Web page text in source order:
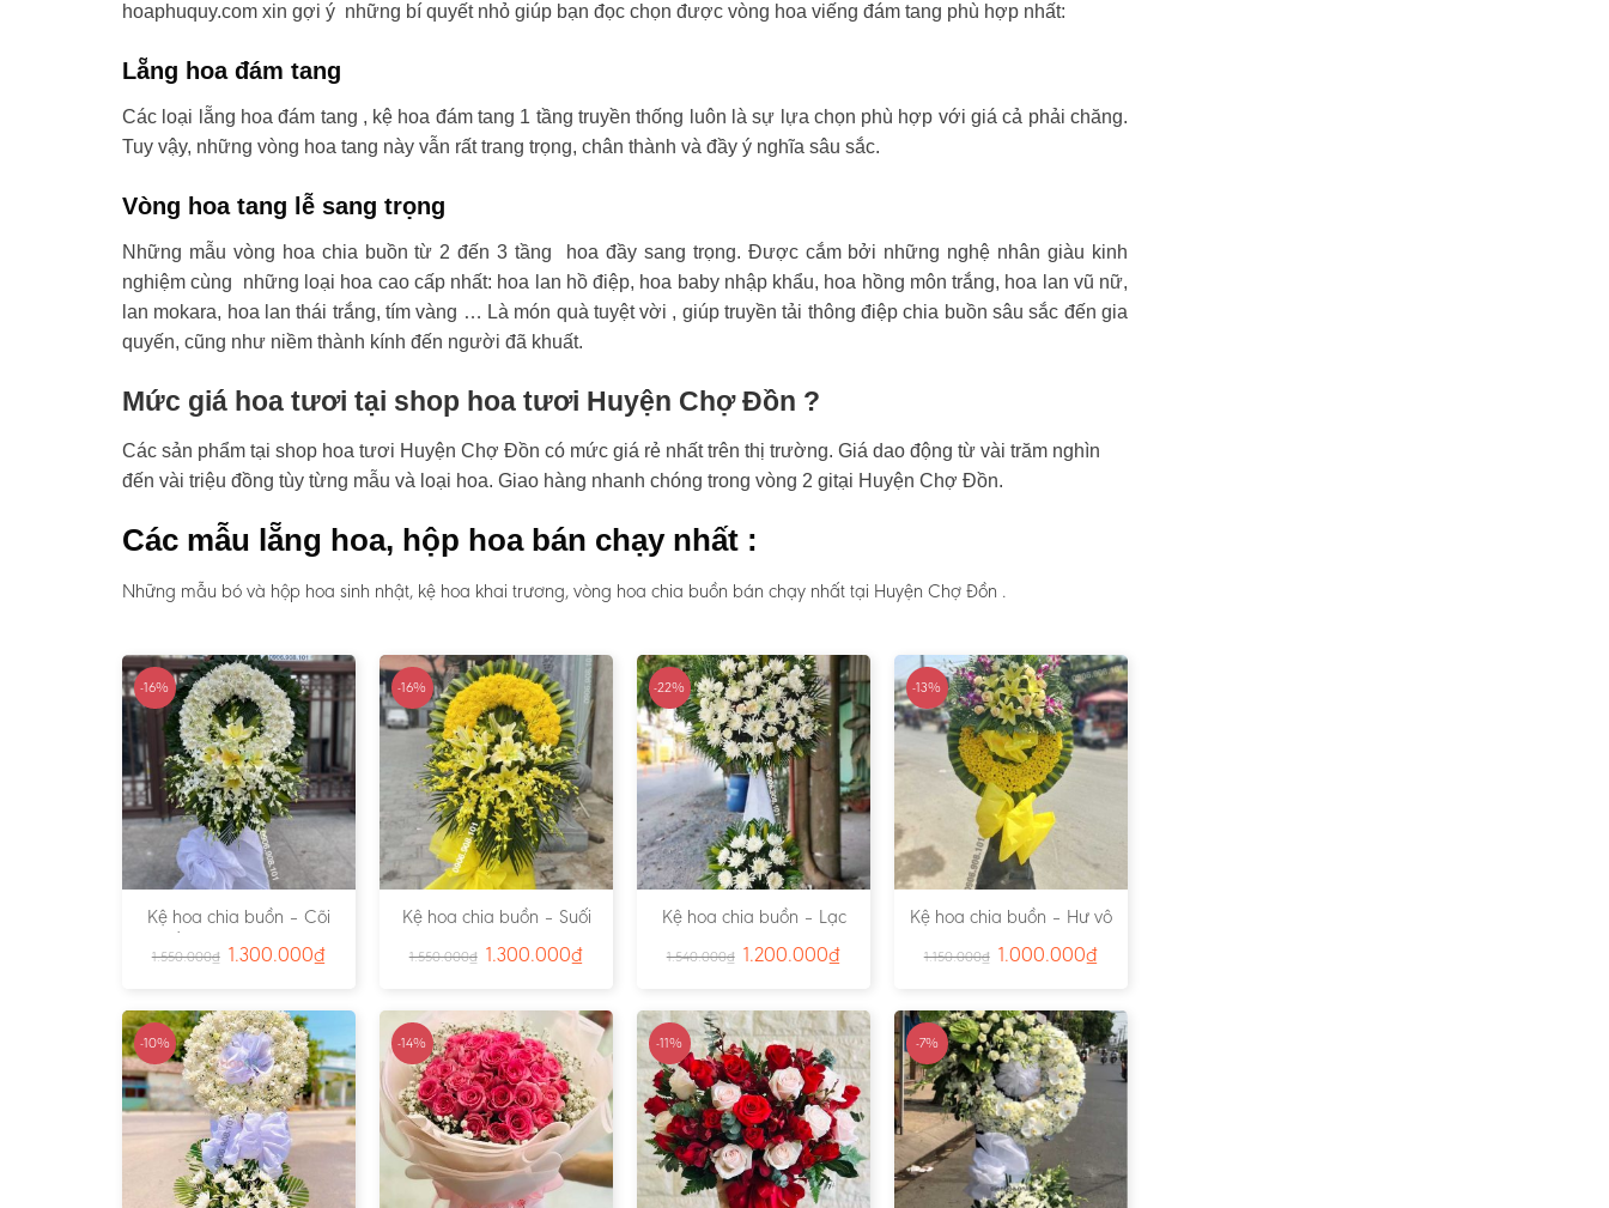
hoaphuquy.com xin gợi ý những bí quyết nhỏ giúp bạn đọc chọn được vòng hoa viếng đám tang phù hợp nhất:
Lẵng hoa đám tang
Các loại lẵng hoa đám tang , kệ hoa đám tang 1 tầng truyền thống luôn là sự lựa chọn phù hợp với giá cả phải chăng.
Tuy vậy, những vòng hoa tang này vẫn rất trang trọng, chân thành và đầy ý nghĩa sâu sắc.
Vòng hoa tang lễ sang trọng
Những mẫu vòng hoa chia buồn từ 2 đến 3 tầng hoa đầy sang trọng. Được cắm bởi những nghệ nhân giàu kinh
nghiệm cùng những loại hoa cao cấp nhất: hoa lan hồ điệp, hoa baby nhập khẩu, hoa hồng môn trắng, hoa lan vũ nữ,
lan mokara, hoa lan thái trắng, tím vàng … Là món quà tuyệt vời , giúp truyền tải thông điệp chia buồn sâu sắc đến gia
quyến, cũng như niềm thành kính đến người đã khuất.
Mức giá hoa tươi tại shop hoa tươi Huyện Chợ Đồn ?
Các sản phẩm tại shop hoa tươi Huyện Chợ Đồn có mức giá rẻ nhất trên thị trường. Giá dao động từ vài trăm nghìn
đến vài triệu đồng tùy từng mẫu và loại hoa. Giao hàng nhanh chóng trong vòng 2 gitại Huyện Chợ Đồn.
Các mẫu lẵng hoa, hộp hoa bán chạy nhất :
Những mẫu bó và hộp hoa sinh nhật, kệ hoa khai trương, vòng hoa chia buồn bán chạy nhất tại Huyện Chợ Đồn .
-16%
Kệ hoa chia buồn – Cõi
Trần Gian – Ms:4724
1.550.000₫ 1.300.000₫
-16%
Kệ hoa chia buồn – Suối
1.550.000₫ 1.300.000₫
-22%
Kệ hoa chia buồn – Lạc
1.540.000₫ 1.200.000₫
-13%
Kệ hoa chia buồn – Hư vô
1.150.000₫ 1.000.000₫
-10% -14% -11% -7%